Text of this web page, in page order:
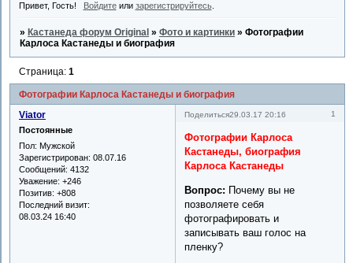
Привет, Гость! Войдитеили зарегистрируйтесь.
» Кастанеда форум Original »Фото и картинки »Фотографии
Карлоса Кастанеды и биография
Фотографии Карлоса Кастанеды и биография
Страница:1
Поделиться 1
29.03.17 20:16
Viator
Постоянные
Пол: Мужской
Зарегистрирован: 08.07.16
Сообщений: 4132
Уважение: +246
Позитив: +808
Последний визит:
08.03.24 16:40
Фотографии Карлоса
Кастанеды, биография
Карлоса Кастанеды
Вопрос: Почему вы не
позволяете себя
фотографировать и
записывать ваш голос на
пленку?